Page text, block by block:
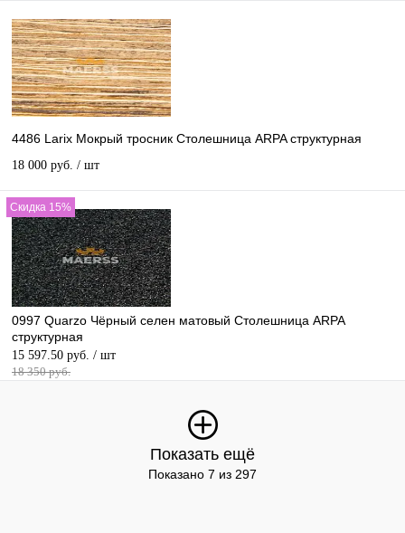
4486 Larix Мокрый тросник Столешница ARPA структурная
18 000 руб. / шт
Скидка 15%
0997 Quarzo Чёрный селен матовый Столешница ARPA
структурная
15 597.50 руб. / шт
18 350 руб.
Показать ещё
Показано 7 из 297